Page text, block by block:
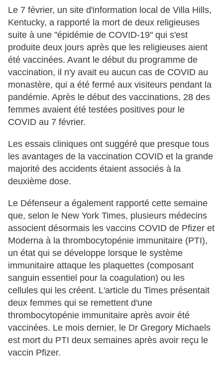
Le 7 février, un site d'information local de Villa Hills,
Kentucky, a rapporté la mort de deux religieuses
suite à une "épidémie de COVID-19" qui s'est
produite deux jours après que les religieuses aient
été vaccinées. Avant le début du programme de
vaccination, il n'y avait eu aucun cas de COVID au
monastère, qui a été fermé aux visiteurs pendant la
pandémie. Après le début des vaccinations, 28 des
femmes avaient été testées positives pour le
COVID au 7 février.
Les essais cliniques ont suggéré que presque tous
les avantages de la vaccination COVID et la grande
majorité des accidents étaient associés à la
deuxième dose.
Le Défenseur a également rapporté cette semaine
que, selon le New York Times, plusieurs médecins
associent désormais les vaccins COVID de Pfizer et
Moderna à la thrombocytopénie immunitaire (PTI),
un état qui se développe lorsque le système
immunitaire attaque les plaquettes (composant
sanguin essentiel pour la coagulation) ou les
cellules qui les créent. L'article du Times présentait
deux femmes qui se remettent d'une
thrombocytopénie immunitaire après avoir été
vaccinées. Le mois dernier, le Dr Gregory Michaels
est mort du PTI deux semaines après avoir reçu le
vaccin Pfizer.